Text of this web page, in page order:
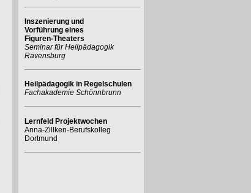
Inszenierung und
Vorführung eines
Figuren-Theaters
Seminar für Heilpädagogik
Ravensburg
Heilpädagogik in Regelschulen
Fachakademie Schönnbrunn
Lernfeld Projektwochen
Anna-Zillken-Berufskolleg
Dortmund